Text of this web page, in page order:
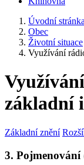
Úvodní stránka
Obec
Životní situace
Využívání
základní
Základní znění
3. Pojmenování